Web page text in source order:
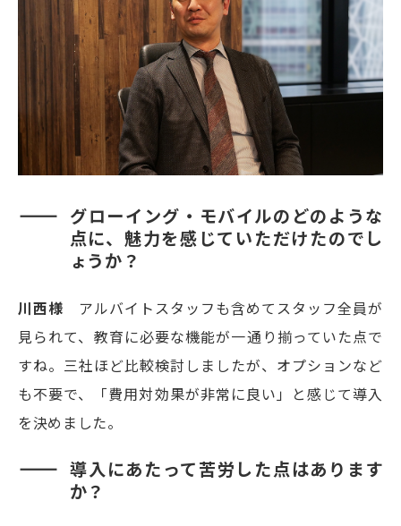
グローイング・モバイルのどのような
点に、魅力を感じていただけたのでし
ょうか？
川西様 アルバイトスタッフも含めてスタッフ全員が
見られて、教育に必要な機能が一通り揃っていた点で
すね。三社ほど比較検討しましたが、オプションなど
も不要で、「費用対効果が非常に良い」と感じて導入
を決めました。
導入にあたって苦労した点はあります
か？